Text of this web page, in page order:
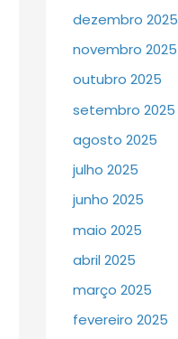
dezembro 2025
novembro 2025
outubro 2025
setembro 2025
agosto 2025
julho 2025
junho 2025
maio 2025
abril 2025
março 2025
fevereiro 2025